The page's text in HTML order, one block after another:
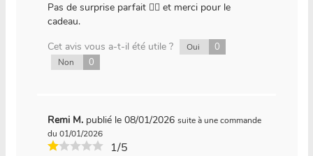
Pas de surprise parfait 👍🏼 et merci pour le
cadeau.
Cet avis vous a-t-il été utile ?
Oui 0
Non 0
Remi M. publié le 08/01/2026 suite à une commande
du 01/01/2026
1/5